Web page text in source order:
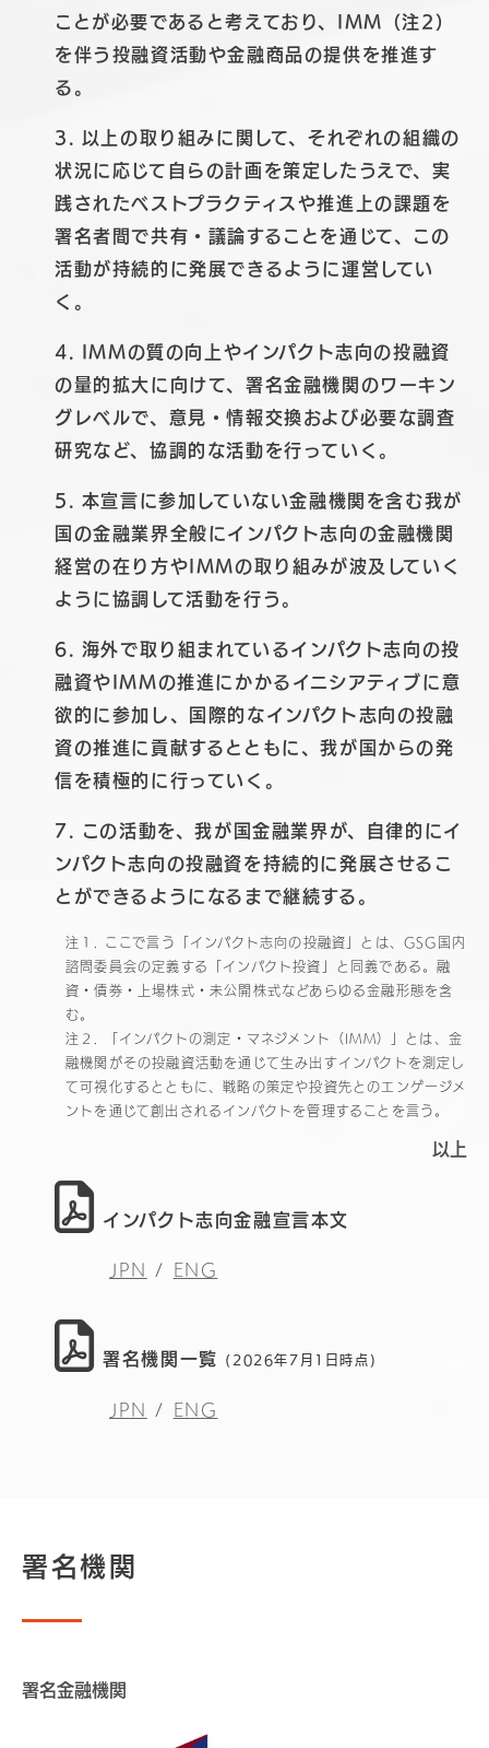
ことが必要であると考えており、IMM（注2）
を伴う投融資活動や金融商品の提供を推進す
る。
3. 以上の取り組みに関して、それぞれの組織の
状況に応じて自らの計画を策定したうえで、実
践されたベストプラクティスや推進上の課題を
署名者間で共有・議論することを通じて、この
活動が持続的に発展できるように運営してい
く。
4. IMMの質の向上やインパクト志向の投融資
の量的拡大に向けて、署名金融機関のワーキン
グレベルで、意見・情報交換および必要な調査
研究など、協調的な活動を行っていく。
5. 本宣言に参加していない金融機関を含む我が
国の金融業界全般にインパクト志向の金融機関
経営の在り方やIMMの取り組みが波及していく
ように協調して活動を行う。
6. 海外で取り組まれているインパクト志向の投
融資やIMMの推進にかかるイニシアティブに意
欲的に参加し、国際的なインパクト志向の投融
資の推進に貢献するとともに、我が国からの発
信を積極的に行っていく。
7. この活動を、我が国金融業界が、自律的にイ
ンパクト志向の投融資を持続的に発展させるこ
とができるようになるまで継続する。
注１. ここで言う「インパクト志向の投融資」とは、GSG国内
諮問委員会の定義する「インパクト投資」と同義である。融
資・債券・上場株式・未公開株式などあらゆる金融形態を含
む。
注２. 「インパクトの測定・マネジメント（IMM）」とは、金
融機関がその投融資活動を通じて生み出すインパクトを測定し
て可視化するとともに、戦略の策定や投資先とのエンゲージメ
ントを通じて創出されるインパクトを管理することを言う。
以上
インパクト志向金融宣言本文
JPN / ENG
署名機関一覧 (2026年7月1日時点)
JPN / ENG
署名機関
署名金融機関